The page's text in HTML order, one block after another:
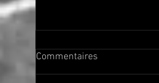
Commentaires